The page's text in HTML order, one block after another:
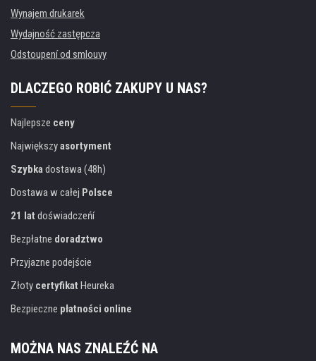
Wynajem drukarek
Wydajność zastępcza
Odstoupení od smlouvy
DLACZEGO ROBIĆ ZAKUPY U NAS?
Najlepsze ceny
Największyasortyment
Szybkadostawa (48h)
Dostawa w całej Polsce
21 lat doświadczeńí
Bezpłatne doradztwo
Przyjazne podejście
Złoty certyfikat Heureka
Bezpieczne płatności online
MOŻNA NAS ZNALEŹĆ NA